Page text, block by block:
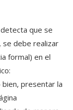
que se
se debe realizar
formal) en el
bien, presentar la